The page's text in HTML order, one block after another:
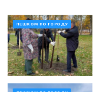
ПЕШКОМ ПО ГОРОДУ